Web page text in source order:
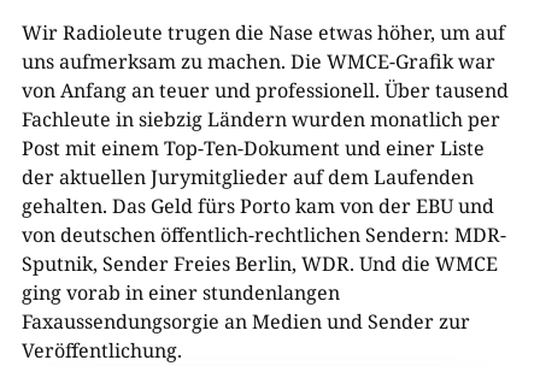
Wir Radioleute trugen die Nase etwas höher, um auf
uns aufmerksam zu machen. Die WMCE-Grafik war
von Anfang an teuer und professionell. Über tausend
Fachleute in siebzig Ländern wurden monatlich per
Post mit einem Top-Ten-Dokument und einer Liste
der aktuellen Jurymitglieder auf dem Laufenden
gehalten. Das Geld fürs Porto kam von der EBU und
von deutschen öffentlich-rechtlichen Sendern: MDR-
Sputnik, Sender Freies Berlin, WDR. Und die WMCE
ging vorab in einer stundenlangen
Faxaussendungsorgie an Medien und Sender zur
Veröffentlichung.